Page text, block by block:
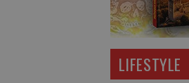
LIFESTYLE